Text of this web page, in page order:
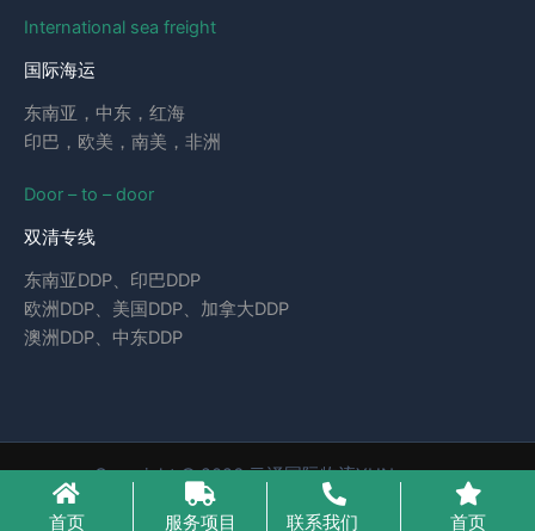
International sea freight
国际海运
东南亚，中东，红海
印巴，欧美，南美，非洲
Door – to – door
双清专线
东南亚DDP、印巴DDP
欧洲DDP、美国DDP、加拿大DDP
澳洲DDP、中东DDP
Copyright © 2026 云泽国际物流YUNcargo
粤ICP备2023046221号-1
首页 服务项目 联系我们 首页